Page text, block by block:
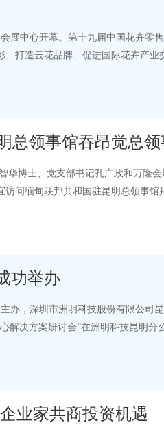
展中心开幕。第十九届中国花卉零
打造云花品牌、促进国际花卉产业
总领事馆吞昂觉总领
华博士、党支部书记孔广政和万隆
问缅甸联邦共和国驻昆明总领事馆
功举办
办，深圳市洲明科技股份有限公司
解决方案研讨会”在洲明科技昆明分
业家共商投资机遇